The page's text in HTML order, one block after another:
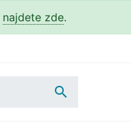
najdete zde.
